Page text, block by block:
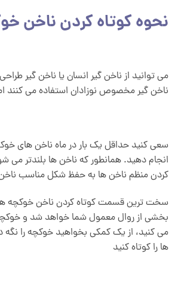
نحوه کوتاه کردن ناخن
می توانید از ناخن گیر انسان یا ناخن گیر
ناخن گیر مخصوص نوزادان استفاده می کنند
سعی کنید حداقل یک بار در ماه ناخن های
انجام دهید. همانطور که ناخن ها بلندتر
کردن منظم ناخن ها به حفظ شکل مناسب
سخت ترین قسمت کوتاه کردن ناخن خوکچه
بخشی از روال معمول شما خواهد شد و خوکچه
می کنید، از یک کمکی بخواهید خوکچه را نگه
ها را کوتاه کنید